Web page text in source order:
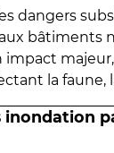
dangers
bâtiments
impact
la faune,
inondation